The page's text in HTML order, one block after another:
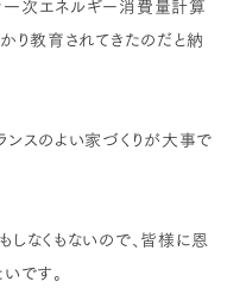
次エネルギー消費量計算
り教育されてきたのだと納
ンスのよい家づくりが大事で
なくもないので、皆様に恩
です。